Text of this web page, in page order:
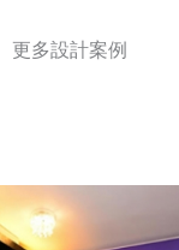
更多設計案例